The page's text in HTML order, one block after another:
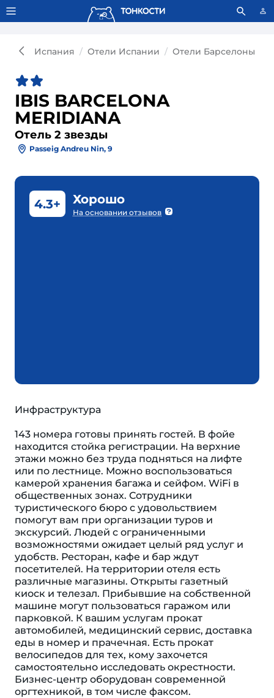
Тонкости используют сookie-файлы. Что это значит?
Испания Отели Испании Отели Барселоны
IBIS BARCELONA
MERIDIANA
Отель 2 звезды
Passeig Andreu Nin, 9
4.3+ Хорошо
На основании отзывов
Инфраструктура
143 номера готовы принять гостей. В фойе
находится стойка регистрации. На верхние
этажи можно без труда подняться на лифте
или по лестнице. Можно воспользоваться
камерой хранения багажа и сейфом. WiFi в
общественных зонах. Сотрудники
туристического бюро с удовольствием
помогут вам при организации туров и
экскурсий. Людей с ограниченными
возможностями ожидает целый ряд услуг и
удобств. Ресторан, кафе и бар ждут
посетителей. На территории отеля есть
различные магазины. Открыты газетный
киоск и телезал. Прибывшие на собственной
машине могут пользоваться гаражом или
парковкой. К вашим услугам прокат
автомобилей, медицинский сервис, доставка
еды в номер и прачечная. Есть прокат
велосипедов для тех, кому захочется
самостоятельно исследовать окрестности.
Бизнес-центр оборудован современной
оргтехникой, в том числе факсом.